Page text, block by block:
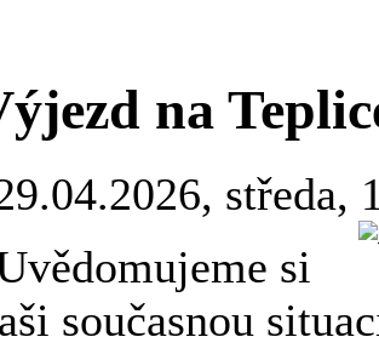
na
středa,
si
současnou